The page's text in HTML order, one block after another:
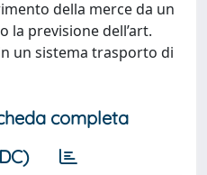
della merce da un
la previsione dell’art.
un sistema trasporto di
completa